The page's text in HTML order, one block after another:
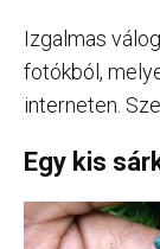
Izgalmas
fotókból,
interneten.
Egy kis